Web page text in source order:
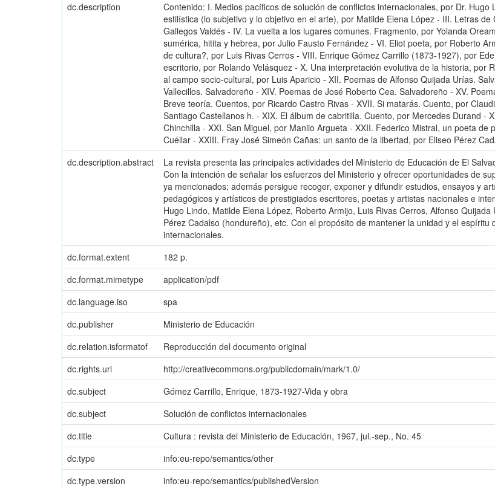
dc.description
Contenido: I. Medios pacíficos de solución de conflictos internacionales, por Dr.
estilística (lo subjetivo y lo objetivo en el arte), por Matilde Elena López - III. Letras
Gallegos Valdés - IV. La vuelta a los lugares comunes. Fragmento, por Yolanda
sumérica, hitita y hebrea, por Julio Fausto Fernández - VI. Eliot poeta, por Roberto
de cultura?, por Luis Rivas Cerros - VIII. Enrique Gómez Carrillo (1873-1927), por
escritorio, por Rolando Velásquez - X. Una interpretación evolutiva de la historia, por
al campo socio-cultural, por Luis Aparicio - XII. Poemas de Alfonso Quijada Urías.
Vallecillos. Salvadoreño - XIV. Poemas de José Roberto Cea. Salvadoreño - XV.
Breve teoría. Cuentos, por Ricardo Castro Rivas - XVII. Si matarás. Cuento, por
Santiago Castellanos h. - XIX. El álbum de cabritilla. Cuento, por Mercedes Durand -
Chinchilla - XXI. San Miguel, por Manlio Argueta - XXII. Federico Mistral, un poeta
Cuéllar - XXIII. Fray José Simeón Cañas: un santo de la libertad, por Eliseo Pérez
dc.description.abstract
La revista presenta las principales actividades del Ministerio de Educación de El
Con la intención de señalar los esfuerzos del Ministerio y ofrecer oportunidades de
ya mencionados; además persigue recoger, exponer y difundir estudios, ensayos y
pedagógicos y artísticos de prestigiados escritores, poetas y artistas nacionales e
Hugo Lindo, Matilde Elena López, Roberto Armijo, Luis Rivas Cerros, Alfonso
Pérez Cadalso (hondureño), etc. Con el propósito de mantener la unidad y el espíritu
internacionales.
dc.format.extent 182 p.
dc.format.mimetype
application/pdf
dc.language.iso
spa
dc.publisher
Ministerio de Educación
dc.relation.isformatof
Reproducción del documento original
dc.rights.uri
http://creativecommons.org/publicdomain/mark/1.0/
dc.subject
Gómez Carrillo, Enrique, 1873-1927-Vida y obra
dc.subject
Solución de conflictos internacionales
dc.title
Cultura : revista del Ministerio de Educación, 1967, jul.-sep., No. 45
dc.type
info:eu-repo/semantics/other
dc.type.version
info:eu-repo/semantics/publishedVersion